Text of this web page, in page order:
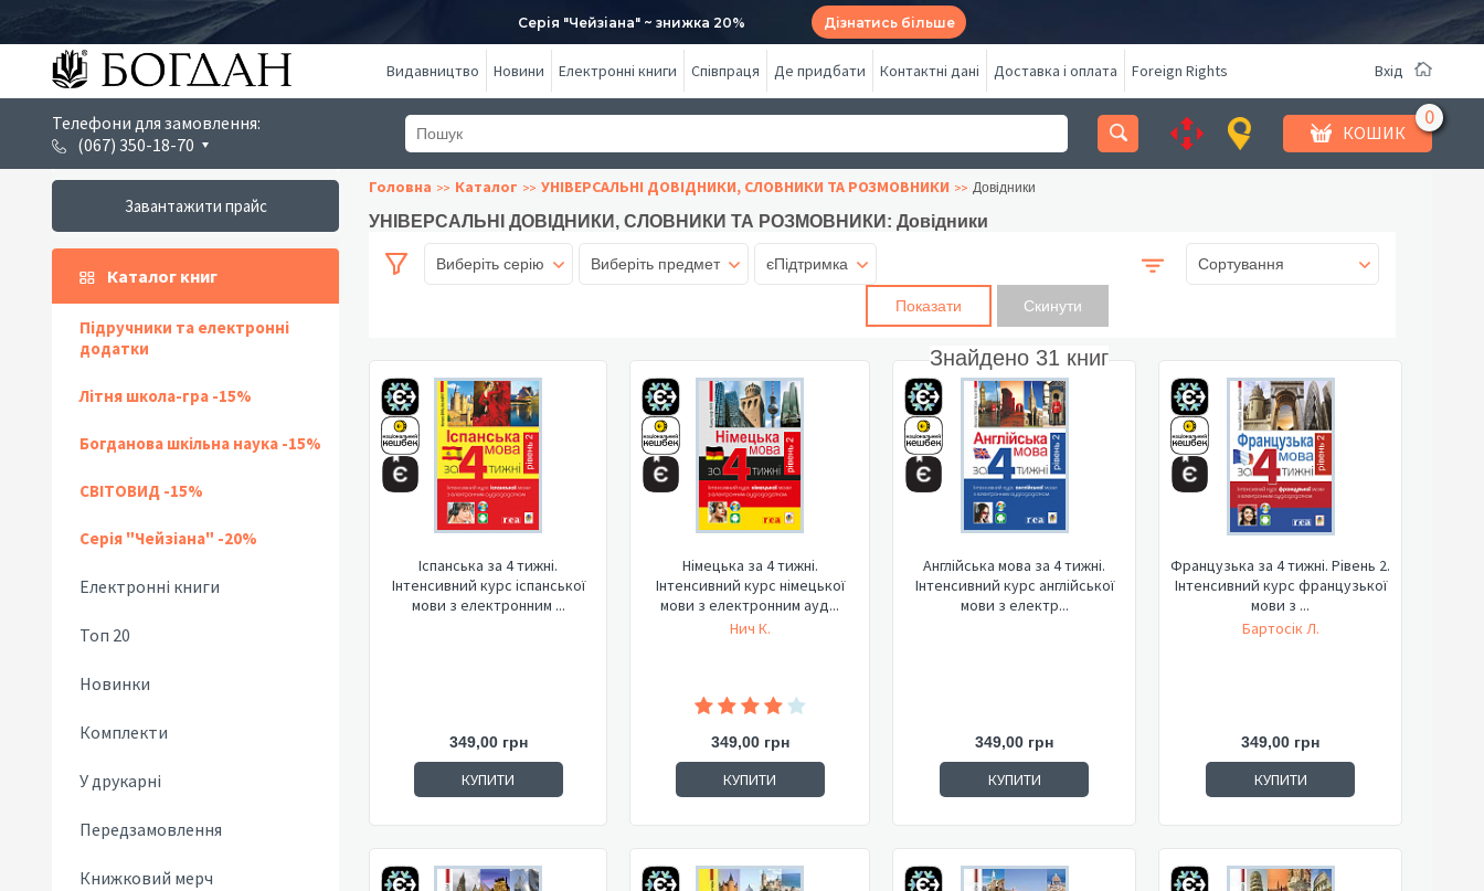
Серія "Чейзіана" ~ знижка 20% Дізнатись більше
Видавництво Новини Електронні книги Співпраця Де придбати Контактні дані Доставка і оплата Foreign Rights Вхід
Телефони для замовлення:
(067) 350-18-70
КОШИК
Завантажити прайс
Каталог книг
Підручники та електронні
додатки
Літня школа-гра -15%
Богданова шкільна наука -15%
СВІТОВИД -15%
Серія "Чейзіана" -20%
Електронні книги
Топ 20
Новинки
Комплекти
У друкарні
Передзамовлення
Книжковий мерч
Головна Каталог УНІВЕРСАЛЬНІ ДОВІДНИКИ, СЛОВНИКИ ТА РОЗМОВНИКИ Довідники
УНІВЕРСАЛЬНІ ДОВІДНИКИ, СЛОВНИКИ ТА РОЗМОВНИКИ: Довідники
Виберіть серію Виберіть предмет єПідтримка
Показати
Знайдено 31 книг
Сортування
Іспанська за 4 тижні.
Інтенсивний курс іспанської
мови з електронним ...
349,00 грн
КУПИТИ
Німецька за 4 тижні.
Інтенсивний курс німецької
мови з електронним ауд...
Нич К.
349,00 грн
КУПИТИ
Англійська мова за 4 тижні.
Інтенсивний курс англійської
мови з електр...
349,00 грн
КУПИТИ
Французька за 4 тижні. Рівень 2.
Інтенсивний курс французької
мови з ...
Бартосік Л.
349,00 грн
КУПИТИ